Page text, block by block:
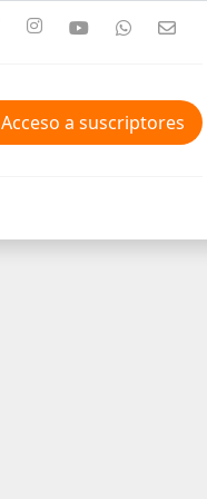
Acceso a suscriptores